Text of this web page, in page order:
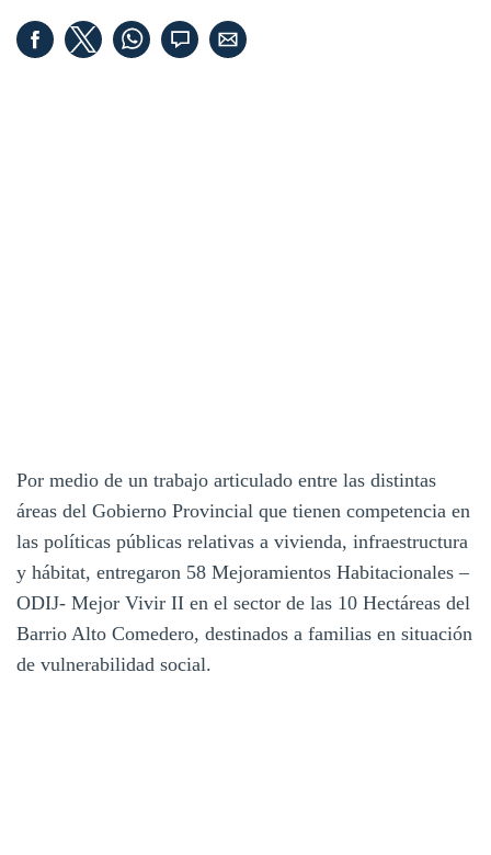
Por medio de un trabajo articulado entre las distintas
áreas del Gobierno Provincial que tienen competencia en
las políticas públicas relativas a vivienda, infraestructura
y hábitat, entregaron 58 Mejoramientos Habitacionales –
ODIJ- Mejor Vivir II en el sector de las 10 Hectáreas del
Barrio Alto Comedero, destinados a familias en situación
de vulnerabilidad social.